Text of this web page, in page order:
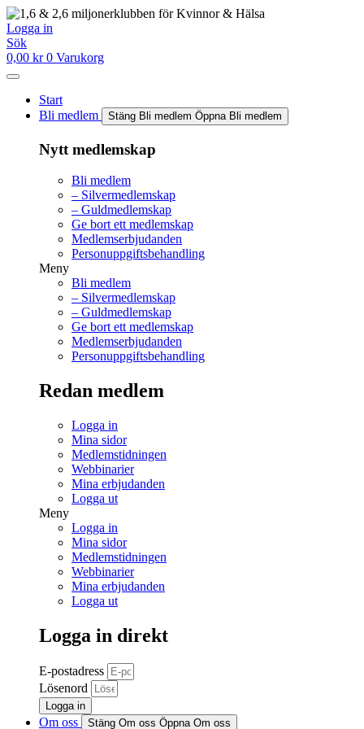
Hoppa
till
innehåll
Logga in
Sök
0,00 kr 0 Varukorg
Start
Bli medlem
Stäng Bli medlem Öppna Bli medlem
Nytt medlemskap
Bli medlem
– Silvermedlemskap
– Guldmedlemskap
Ge bort ett medlemskap
Medlemserbjudanden
Personuppgiftsbehandling
Meny
Bli medlem
– Silvermedlemskap
– Guldmedlemskap
Ge bort ett medlemskap
Medlemserbjudanden
Personuppgiftsbehandling
Redan medlem
Logga in
Mina sidor
Medlemstidningen
Webbinarier
Mina erbjudanden
Logga ut
Meny
Logga in
Mina sidor
Medlemstidningen
Webbinarier
Mina erbjudanden
Logga ut
Logga in direkt
E-postadress
Lösenord
Logga in
Om oss Stäng Om oss Öppna Om oss